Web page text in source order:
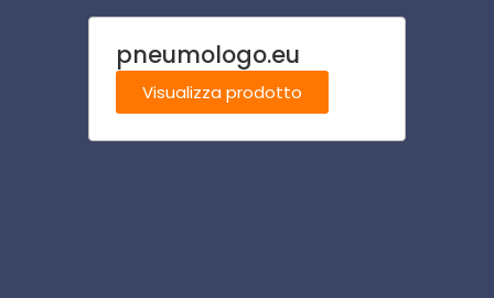
pneumologo.eu
Visualizza prodotto